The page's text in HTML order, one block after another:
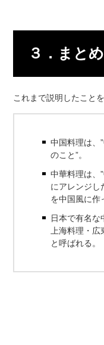
３．まとめ
これまで説明したこと
中国料理は、
のこと”。
中華料理は、
にアレンジし
を中国風に作
日本で有名な
上海料理・
と呼ばれる。